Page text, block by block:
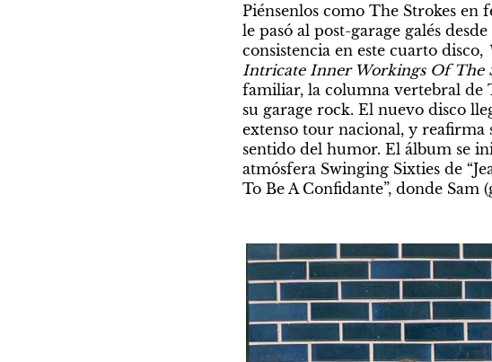
Piénsenlos como The Strokes
le pasó al post-garage galés
consistencia en este cuarto disco,
Intricate Inner Workings Of The
familiar, la columna vertebral de
su garage rock. El nuevo disco
extenso tour nacional, y reafirma
sentido del humor. El álbum se
atmósfera Swinging Sixties de
To Be A Confidante”, donde